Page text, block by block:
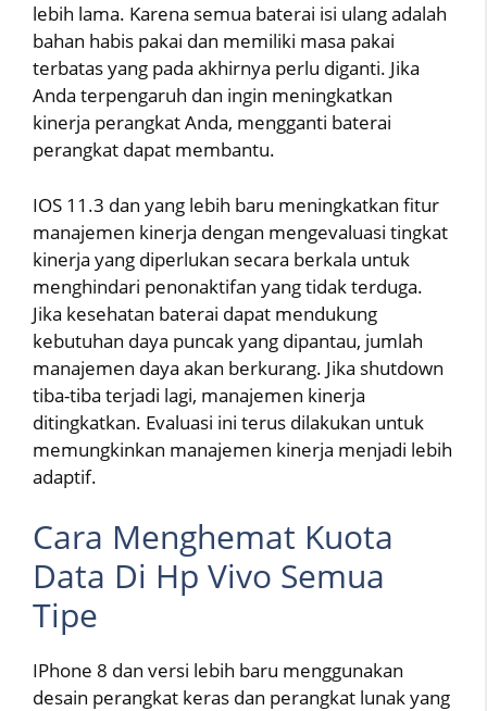
lebih lama. Karena semua baterai isi ulang adalah
bahan habis pakai dan memiliki masa pakai
terbatas yang pada akhirnya perlu diganti. Jika
Anda terpengaruh dan ingin meningkatkan
kinerja perangkat Anda, mengganti baterai
perangkat dapat membantu.
IOS 11.3 dan yang lebih baru meningkatkan fitur
manajemen kinerja dengan mengevaluasi tingkat
kinerja yang diperlukan secara berkala untuk
menghindari penonaktifan yang tidak terduga.
Jika kesehatan baterai dapat mendukung
kebutuhan daya puncak yang dipantau, jumlah
manajemen daya akan berkurang. Jika shutdown
tiba-tiba terjadi lagi, manajemen kinerja
ditingkatkan. Evaluasi ini terus dilakukan untuk
memungkinkan manajemen kinerja menjadi lebih
adaptif.
Cara Menghemat Kuota
Data Di Hp Vivo Semua
Tipe
IPhone 8 dan versi lebih baru menggunakan
desain perangkat keras dan perangkat lunak yang